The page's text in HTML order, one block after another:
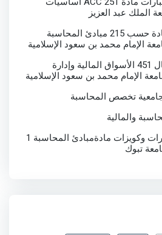
الملك عبد العزيز
تجميعات اختبارات مادة حسب 215 مبادئ المحاسبة
الإمام محمد بن سعود الإسلامية
تجميعات اختبارات مال 451 الأسواق المالية وإدارة
الإمام محمد بن سعود الإسلامية
تخصص المحاسبة
والمالية
تجميعات اسئلة اختبارات وكويزات مادةمبادئ المحاسبة 1
تبوك